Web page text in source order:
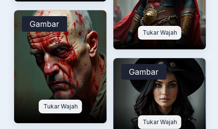
Gambar
Tukar Wajah
Tukar Wajah
Gambar
Tukar Wajah